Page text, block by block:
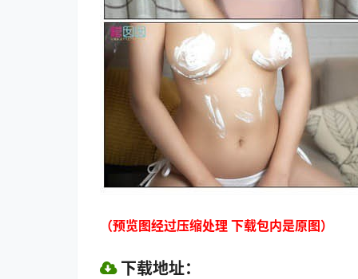
（预览图经过压缩处理 下载包内是原图）
下载地址：